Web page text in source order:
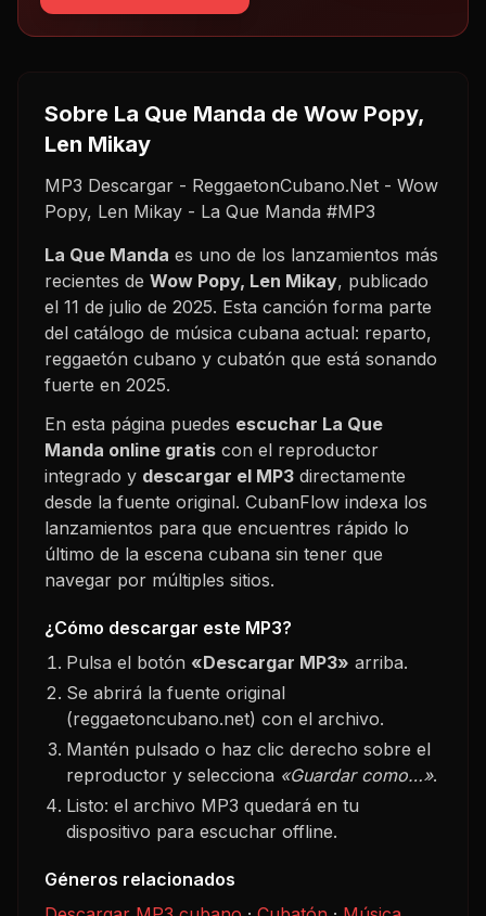
Sobre La Que Manda de Wow Popy,
Len Mikay
MP3 Descargar - ReggaetonCubano.Net - Wow
Popy, Len Mikay - La Que Manda #MP3
La Que Manda es uno de los lanzamientos más
recientes de Wow Popy, Len Mikay, publicado
el 11 de julio de 2025. Esta canción forma parte
del catálogo de música cubana actual: reparto,
reggaetón cubano y cubatón que está sonando
fuerte en 2025.
En esta página puedes escuchar La Que
Manda online gratis con el reproductor
integrado y descargar el MP3 directamente
desde la fuente original. CubanFlow indexa los
lanzamientos para que encuentres rápido lo
último de la escena cubana sin tener que
navegar por múltiples sitios.
¿Cómo descargar este MP3?
Pulsa el botón «Descargar MP3» arriba.
Se abrirá la fuente original
(reggaetoncubano.net) con el archivo.
Mantén pulsado o haz clic derecho sobre el
reproductor y selecciona «Guardar como…».
Listo: el archivo MP3 quedará en tu
dispositivo para escuchar offline.
Géneros relacionados